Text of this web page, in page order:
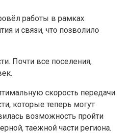
работы в рамках
и связи, что позволило
Почти все поселения,
скорость передачи
которые теперь могут
возможность пройти
таёжной части региона.